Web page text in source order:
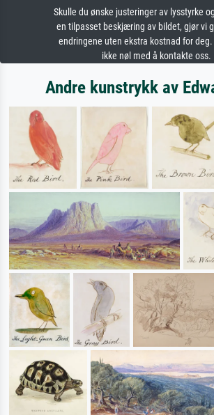
Skulle du ønske justeringer av lysstyrke
en tilpasset beskjæring av bildet, gjør vi
endringene uten ekstra kostnad for deg.
ikke nøl med å kontakte oss.
Andre kunstrykk av